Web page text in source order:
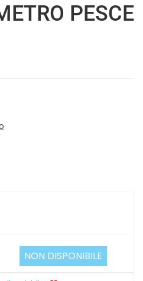
PESCE
NON DISPONIBILE